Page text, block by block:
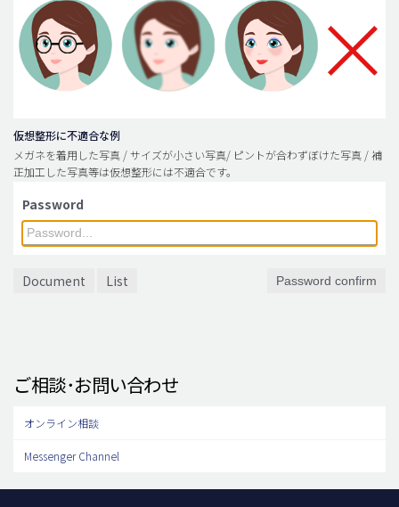
仮想整形に不適合な例
メガネを着用した写真 / サイズが小さい写真/ ピントが合わずぼけた写真 / 補
正加工した写真等は仮想整形には不適合です。
Password
Document List Password confirm
ご相談･お問い合わせ
オンライン相談
Messenger Channel